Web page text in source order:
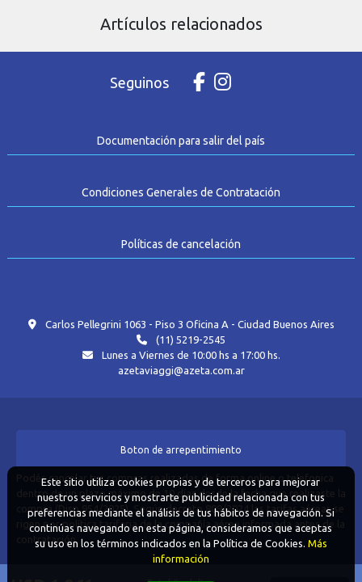
Artículos relacionados
Seguinos
Documentación para salir del país
Condiciones Generales de Contratación
Políticas de cancelación
Carlos Pellegrini 1063 - Piso 3 Oficina A - Ciudad Buenos Aires
(11) 5219-2545
Lunes a Viernes de 10:00 hs a 17:00 hs.
azetaviaggi@azeta.com.ar
Boton de arrepentimiento
Podés cancelar tus compras realizadas de forma online o telefonica
dentro de un plazo máximo de 10 días desde la fecha que realizaste la
compra (Disp.954/2025). Según decreto 809/2024 las tarifas aéreas se
rigen por política tarifaria de la compañía aérea informada antes de la
contratación.
Este sitio utiliza cookies propias y de terceros para mejorar
nuestros servicios y mostrarte publicidad relacionada con tus
preferencias mediante el análisis de tus hábitos de navegación. Si
continúas navegando en esta página, consideramos que aceptas
su uso en los términos indicados en la Política de Cookies. Más
información